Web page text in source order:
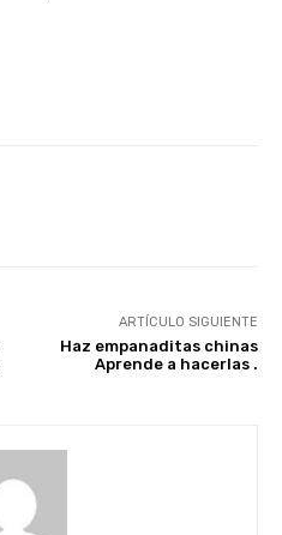
ARTÍCULO SIGUIENTE
Haz empanaditas chinas
Aprende a hacerlas .